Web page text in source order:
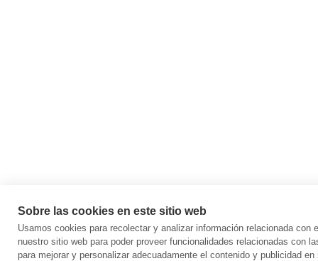
Sobre las cookies en este sitio web
Usamos cookies para recolectar y analizar información relacionada con
nuestro sitio web para poder proveer funcionalidades relacionadas con
para mejorar y personalizar adecuadamente el contenido y publicidad